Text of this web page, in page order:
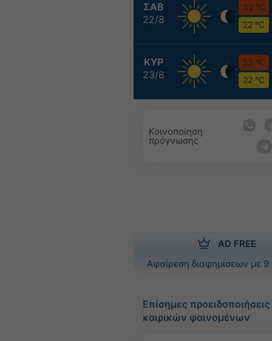
ΣΑΒ
22/8
32 °C
22 °C
ΚΥΡ
23/8
33 °C
22 °C
Κοινοποίηση
πρόγνωσης
AD FREE
Αφαίρεση διαφημίσεων με 9
Επίσημες
καιρικών φαινομένων